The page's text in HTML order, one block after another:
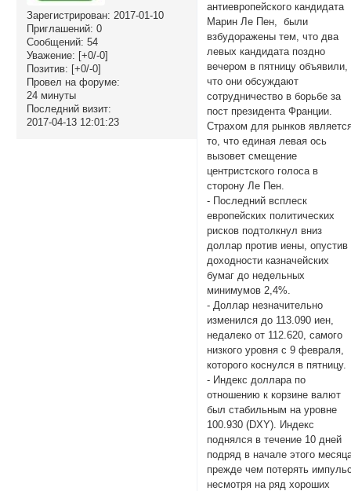
Зарегистрирован: 2017-01-10
Приглашений: 0
Сообщений: 54
Уважение: [+0/-0]
Позитив: [+0/-0]
Провел на форуме:
24 минуты
Последний визит:
2017-04-13 12:01:23
антиевропейского кандидата
Марин Ле Пен, были
взбудоражены тем, что два
левых кандидата поздно
вечером в пятницу объявили,
что они обсуждают
сотрудничество в борьбе за
пост президента Франции.
Страхом для рынков
то, что единая левая ось
вызовет смещение
центристского голоса в
сторону Ле Пен.
- Последний всплеск
европейских политических
рисков подтолкнул вниз
доллар против иены, опустив
доходности казначейских
бумаг до недельных
минимумов 2,4%.
- Доллар незначительно
изменился до 113.090 иен,
недалеко от 112.620, самого
низкого уровня с 9 февраля,
которого коснулся в пятницу.
- Индекс доллара по
отношению к корзине валют
был стабильным на уровне
100.930 (DXY). Индекс
поднялся в течение 10 дней
подряд в начале этого
прежде чем потерять
несмотря на ряд хороших